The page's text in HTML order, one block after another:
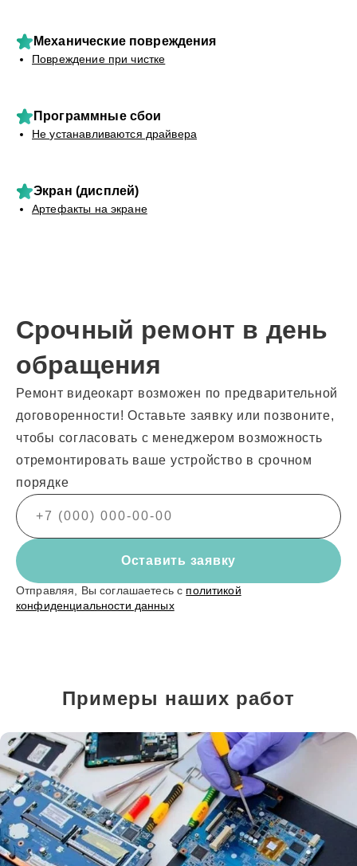
Механические повреждения
Повреждение при чистке
Программные сбои
Не устанавливаются драйвера
Экран (дисплей)
Артефакты на экране
Срочный ремонт в день
обращения
Ремонт видеокарт возможен по предварительной
договоренности! Оставьте заявку или позвоните,
чтобы согласовать с менеджером возможность
отремонтировать ваше устройство в срочном
порядке
Оставить заявку
Отправляя, Вы соглашаетесь с политикой
конфиденциальности данных
Примеры наших работ